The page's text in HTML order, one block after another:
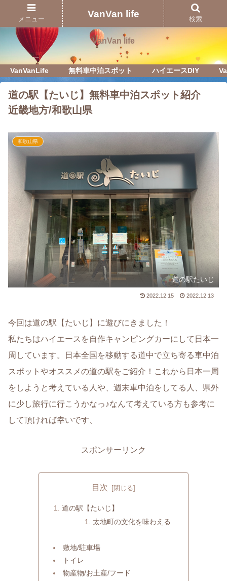
Just another WordPress site
VanVan life
VanVanLife 無料車中泊スポット ハイエースDIY
道の駅【たいじ】無料車中泊スポット紹介
近畿地方/和歌山県
和歌山県
道の駅たいじ
2022.12.15 2022.12.13
今回は道の駅【たいじ】に遊びにきました！
私たちはハイエースを自作キャンピングカーにして日本一
周しています。日本全国を移動する道中で立ち寄る車中泊
スポットやオススメの道の駅をご紹介！これから日本一周
をしようと考えている人や、週末車中泊をしてる人、県外
に少し旅行に行こうかなっ♪なんて考えている方も参考に
して頂ければ幸いです、
スポンサーリンク
目次
道の駅【たいじ】
太地町の文化を味わえる
敷地/駐車場
トイレ
物産物/お土産/フード
メニュー VanVan life 検索